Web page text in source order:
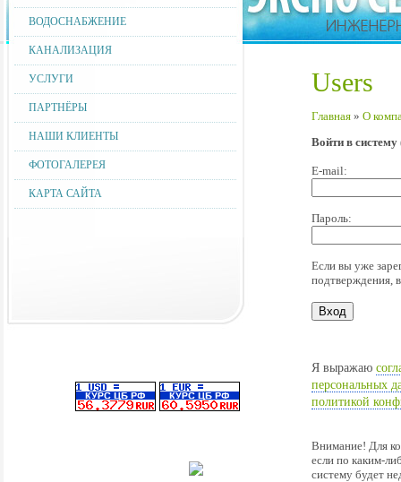
ВОДОСНАБЖЕНИЕ
КАНАЛИЗАЦИЯ
УСЛУГИ
ПАРТНЁРЫ
НАШИ КЛИЕНТЫ
ФОТОГАЛЕРЕЯ
КАРТА САЙТА
Users
Главная » О
Войти в систему
E-mail:
Пароль:
Если вы уже
подтверждения,
Я выражаю
персональных
политикой
Внимание! Для
если по каким-
систему будет